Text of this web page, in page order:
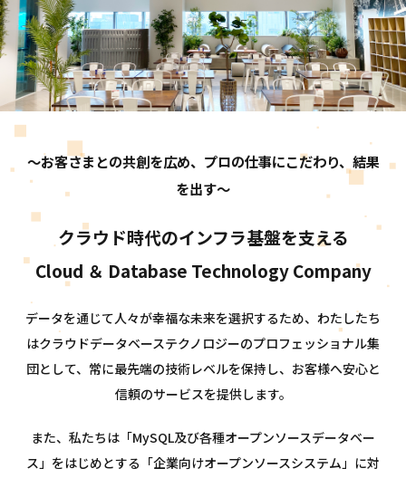
～お客さまとの共創を広め、プロの仕事にこだわり、結果
を出す～
クラウド時代のインフラ基盤を支える
Cloud ＆ Database Technology Company
データを通じて人々が幸福な未来を選択するため、 わたしたち
はクラウドデータベーステクノロジーのプロフェッショナル集
団として、常に最先端の技術レベルを保持し、 お客様へ安心と
信頼のサービスを提供します。
また、私たちは「MySQL及び各種オープンソースデータベー
ス」をはじめとする 「企業向けオープンソースシステム」に対